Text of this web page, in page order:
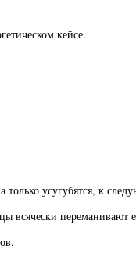
кейсе.
усугубятся, к
всячески переманивают